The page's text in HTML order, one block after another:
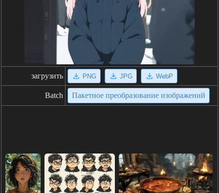
загрузить PNG JPG WebP
Batch Пакетное преобразование изображений